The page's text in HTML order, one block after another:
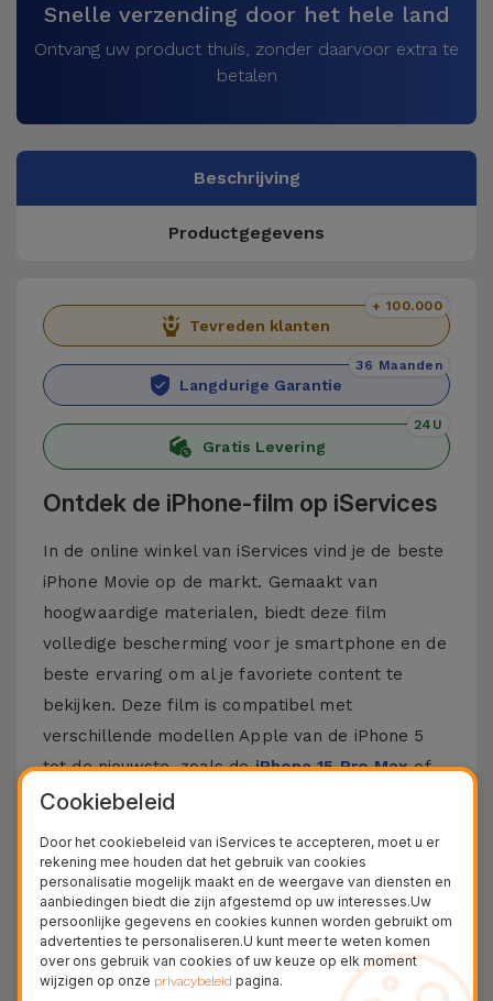
Snelle verzending door het hele land
Ontvang uw product thuis, zonder daarvoor extra te
betalen
Beschrijving
Productgegevens
Tevreden klanten
+ 100.000
Langdurige Garantie
36 Maanden
Gratis Levering
24U
Ontdek de iPhone-film op iServices
In de online winkel van iServices vind je de beste
iPhone Movie op de markt. Gemaakt van
hoogwaardige materialen, biedt deze film
volledige bescherming voor je smartphone en de
beste ervaring om al je favoriete content te
bekijken. Deze film is compatibel met
verschillende modellen Apple van de iPhone 5
tot de nieuwste, zoals deiPhone 15 Pro Maxof
deiPhone 16.
Hoe zet je een iPhone Film op?
Het is vrij eenvoudig om een film op je iPhone te
plaatsen. Bij iServices zijn onzeglasfilmsvoor
iPhone hebben ze een kit die dit proces nog
makkelijker maakt.
Cookiebeleid
Door het cookiebeleid van iServices te accepteren, moet u er
rekening mee houden dat het gebruik van cookies
personalisatie mogelijk maakt en de weergave van diensten en
aanbiedingen biedt die zijn afgestemd op uw interesses.Uw
persoonlijke gegevens en cookies kunnen worden gebruikt om
advertenties te personaliseren.U kunt meer te weten komen
over ons gebruik van cookies of uw keuze op elk moment
wijzigen op onze privacybeleid pagina.